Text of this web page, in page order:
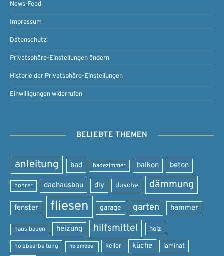
News-Feed
Impressum
Datenschutz
Privatsphäre-Einstellungen ändern
Historie der Privatsphäre-Einstellungen
Einwilligungen widerrufen
BELIEBTE THEMEN
anleitung bad badezimmer balkon beton
bohrer dachausbau diy dusche dämmung
fenster fliesen garage garten hammer
haus bauen heizung hilfsmittel holz
holzbearbeitung holzmöbel keller küche laminat